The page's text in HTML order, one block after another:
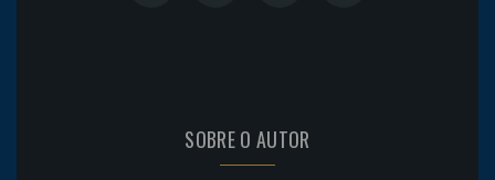
SOBRE O AUTOR